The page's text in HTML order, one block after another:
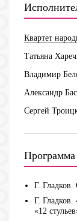
Квартет
Татьяна
Владимир
Александр
Сергей
Программа
Г. Гладков.
Г.
«12